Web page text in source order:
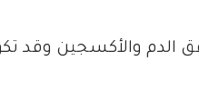
الدم والأكسجين